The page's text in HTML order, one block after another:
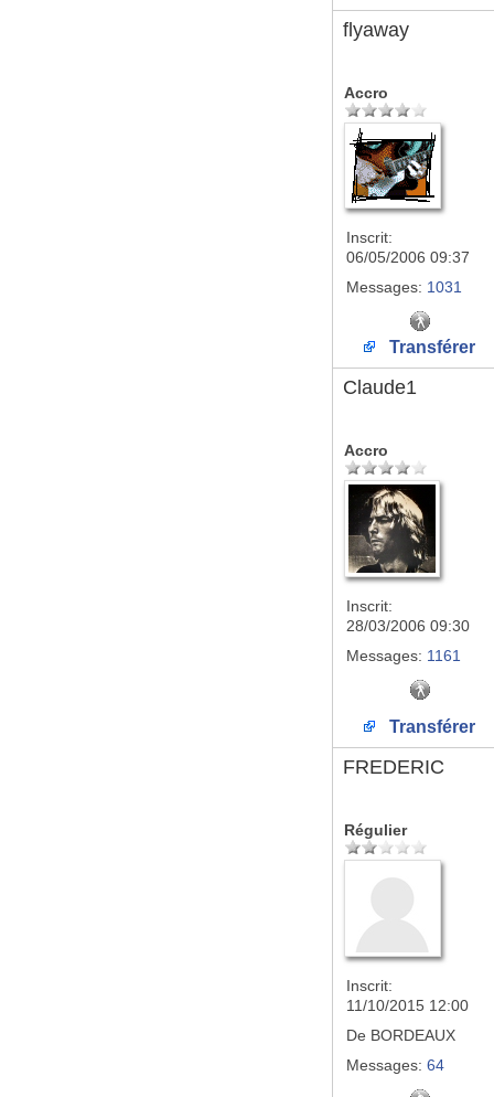
flyaway
Accro
Inscrit:
06/05/2006 09:37
Messages: 1031
Transférer
Claude1
Accro
Inscrit:
28/03/2006 09:30
Messages: 1161
Transférer
FREDERIC
Régulier
Inscrit:
11/10/2015 12:00
De BORDEAUX
Messages: 64